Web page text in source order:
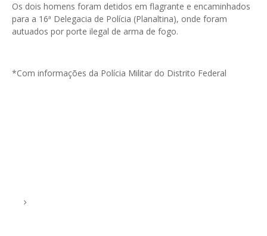
Os dois homens foram detidos em flagrante e encaminhados
para a 16ª Delegacia de Polícia (Planaltina), onde foram
autuados por porte ilegal de arma de fogo.
*Com informações da Polícia Militar do Distrito Federal